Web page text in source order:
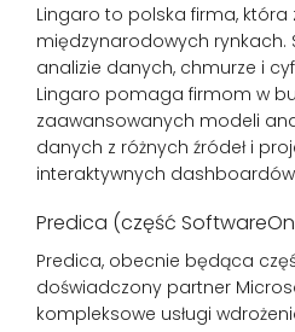
Lingaro to polska firma, która
międzynarodowych rynkach.
analizie danych, chmurze i
Lingaro pomaga firmom w
zaawansowanych modeli
danych z różnych źródeł i
interaktywnych dashboardów
Predica (część
Predica, obecnie będąca
doświadczony partner
kompleksowe usługi